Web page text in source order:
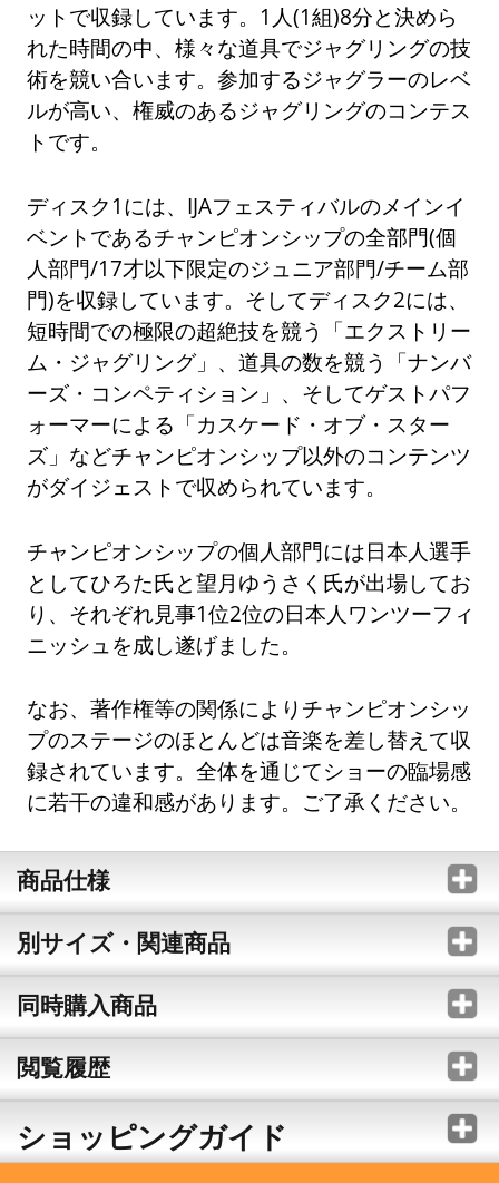
ットで収録しています。1人(1組)8分と決めら
れた時間の中、様々な道具でジャグリングの技
術を競い合います。参加するジャグラーのレベ
ルが高い、権威のあるジャグリングのコンテス
トです。
ディスク1には、IJAフェスティバルのメインイ
ベントであるチャンピオンシップの全部門(個
人部門/17才以下限定のジュニア部門/チーム部
門)を収録しています。そしてディスク2には、
短時間での極限の超絶技を競う「エクストリー
ム・ジャグリング」、道具の数を競う「ナンバ
ーズ・コンペティション」、そしてゲストパフ
ォーマーによる「カスケード・オブ・スター
ズ」などチャンピオンシップ以外のコンテンツ
がダイジェストで収められています。
チャンピオンシップの個人部門には日本人選手
としてひろた氏と望月ゆうさく氏が出場してお
り、それぞれ見事1位2位の日本人ワンツーフィ
ニッシュを成し遂げました。
なお、著作権等の関係によりチャンピオンシッ
プのステージのほとんどは音楽を差し替えて収
録されています。全体を通じてショーの臨場感
に若干の違和感があります。ご了承ください。
商品仕様
別サイズ・関連商品
同時購入商品
閲覧履歴
ショッピングガイド